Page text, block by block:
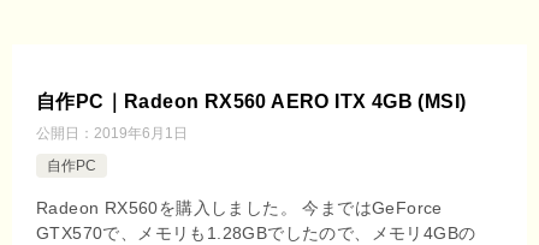
自作PC｜Radeon RX560 AERO ITX 4GB (MSI)
公開日： 2019年6月1日
自作PC
Radeon RX560を購入しました。 今まではGeForce
GTX570で、メモリも1.28GBでしたので、メモリ4GBの